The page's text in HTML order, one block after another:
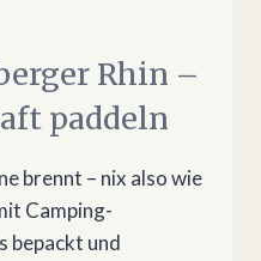
Rhin –
paddeln
brennt – nix also wie
Camping-
bepackt und